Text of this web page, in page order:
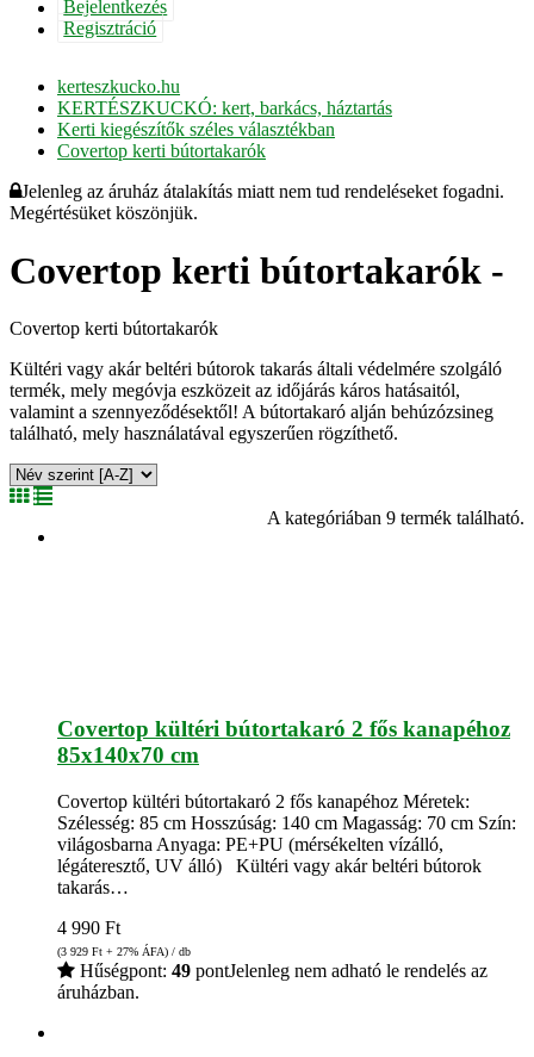
Bejelentkezés
Regisztráció
kerteszkucko.hu
KERTÉSZKUCKÓ: kert, barkács, háztartás
Kerti kiegészítők széles választékban
Covertop kerti bútortakarók
Jelenleg az áruház átalakítás miatt nem tud rendeléseket fogadni.
Megértésüket köszönjük.
Covertop kerti bútortakarók -
Covertop kerti bútortakarók
Kültéri vagy akár beltéri bútorok takarás általi védelmére szolgáló
termék, mely megóvja eszközeit az időjárás káros hatásaitól,
valamint a szennyeződésektől! A bútortakaró alján behúzózsineg
található, mely használatával egyszerűen rögzíthető.
A kategóriában 9 termék található.
Covertop kültéri bútortakaró 2 fős kanapéhoz
85x140x70 cm
Covertop kültéri bútortakaró 2 fős kanapéhoz Méretek:
Szélesség: 85 cm Hosszúság: 140 cm Magasság: 70 cm Szín:
világosbarna Anyaga: PE+PU (mérsékelten vízálló,
légáteresztő, UV álló) Kültéri vagy akár beltéri bútorok
takarás…
4 990 Ft
(3 929 Ft + 27% ÁFA) / db
Hűségpont: 49 pontJelenleg nem adható le rendelés az
áruházban.